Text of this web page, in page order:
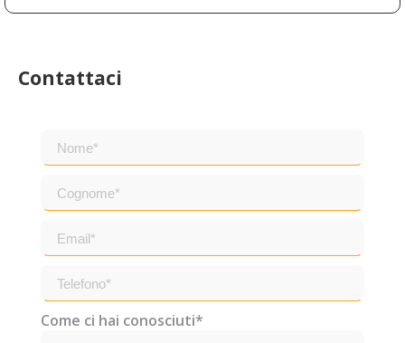
Contattaci
Come ci hai conosciuti*